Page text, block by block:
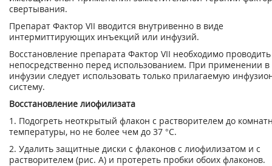
свертывания.
Препарат Фактор VII вводится внутривенно в виде
интермиттирующих инъекций или инфузий.
Восстановление препарата Фактор VII необходимо проводить
непосредственно перед использованием. При применении в
инфузии следует использовать только прилагаемую
систему.
Восстановление лиофилизата
1. Подогреть неоткрытый флакон с растворителем до
температуры, но не более чем до 37 °C.
2. Удалить защитные диски с флаконов с лиофилизатом и с
растворителем (рис. А) и протереть пробки обоих флаконов.